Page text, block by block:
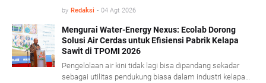
keamanan pangan, dan adaptasi teknologi modern.
Indonesia (TPOMI) 2026 yang berlangsung di Medan,
Sumatera Utara, Kamis (9/7/2026), SIPEF Group/PT
Tolan Tiga Indonesia membagikan pengalamannya
merombak tradisi operasional lama demi menjawab
tantangan pasar global.
by Redaksi - 04 Agt 2026
Mengurai Water-Energy Nexus: Ecolab Dorong
Solusi Air Cerdas untuk Efisiensi Pabrik Kelapa
Sawit di TPOMI 2026
Pengelolaan air kini tidak lagi bisa dipandang sekadar
sebagai utilitas pendukung biasa dalam industri kelapa